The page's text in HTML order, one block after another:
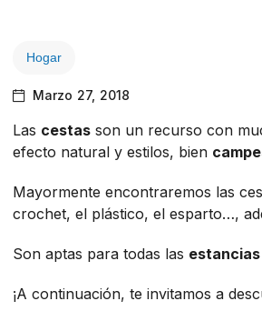
Hogar
Marzo 27, 2018
Las cestas son un recurso con
efecto natural y estilos, bien
Mayormente encontraremos las
crochet, el plástico, el esparto…,
Son aptas para todas las
¡A continuación, te invitamos a